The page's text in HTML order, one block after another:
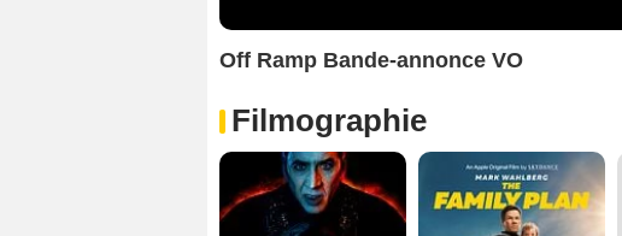
Off Ramp Bande-annonce VO
Filmographie